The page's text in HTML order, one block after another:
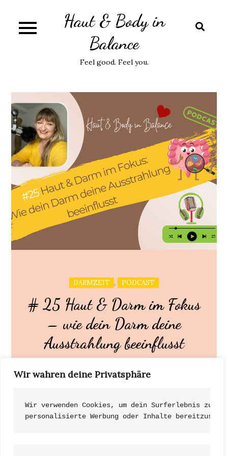
Wir wahren deine Privatsphäre
Wir verwenden Cookies, um dein Surferlebnis zu
personalisierte Werbung oder Inhalte
content
Haut & Body in
Balance
Feel good. Feel you.
DARMZEIT , PODCAST
# 25 Haut & Darm im Fokus
– wie dein Darm deine
Ausstrahlung beeinflusst